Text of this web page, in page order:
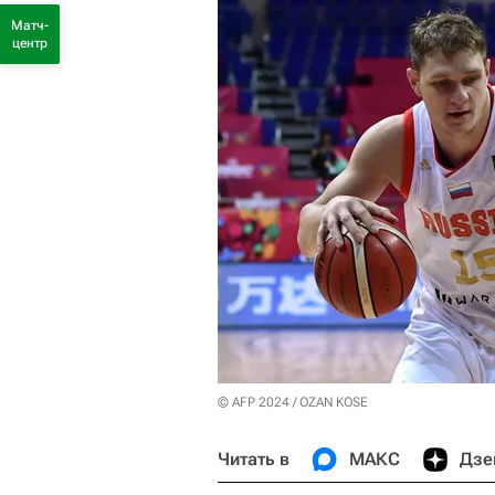
© AFP 2024 / OZAN KOSE
Читать в МАКС
Матч-
центр